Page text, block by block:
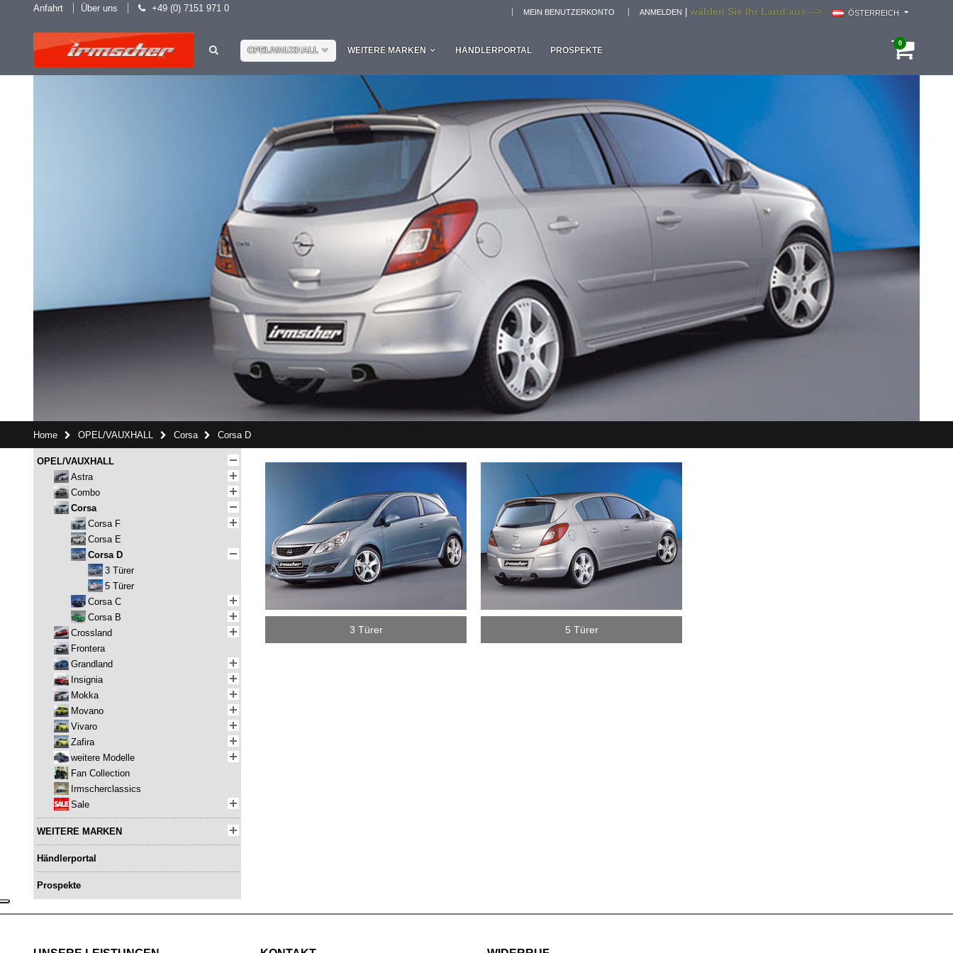
Anfahrt Über uns +49 (0) 7151 971 0 wählen Sie Ihr Land aus --> ÖSTERREICH
MEIN BENUTZERKONTO ANMELDEN
0
OPEL/VAUXHALL WEITERE MARKEN HÄNDLERPORTAL PROSPEKTE
Home OPEL/VAUXHALL Corsa Corsa D
3 Türer 5 Türer
OPEL/VAUXHALL
Astra
Combo
Corsa
Corsa F
Corsa E
Corsa D
3 Türer
5 Türer
Corsa C
Corsa B
Crossland
Frontera
Grandland
Insignia
Mokka
Movano
Vivaro
Zafira
weitere Modelle
Fan Collection
Irmscherclassics
Sale
WEITERE MARKEN
Händlerportal
Prospekte